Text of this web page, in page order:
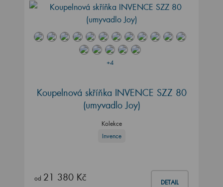
+4
Koupelnová skříňka INVENCE SZZ 80
(umyvadlo Joy)
Kolekce
Invence
od 21 380 Kč DETAIL